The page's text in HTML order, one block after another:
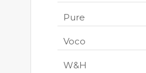
Pure
Voco
W&H